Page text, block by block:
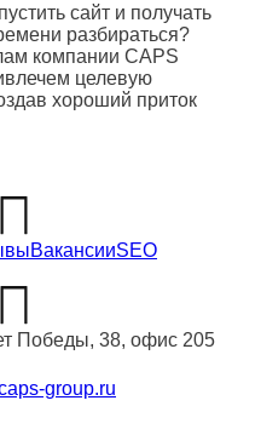
сайт и получать
разбираться?
компании CAPS
целевую
хороший приток
ВакансииSEO
Победы, 38, офис 205
group.ru